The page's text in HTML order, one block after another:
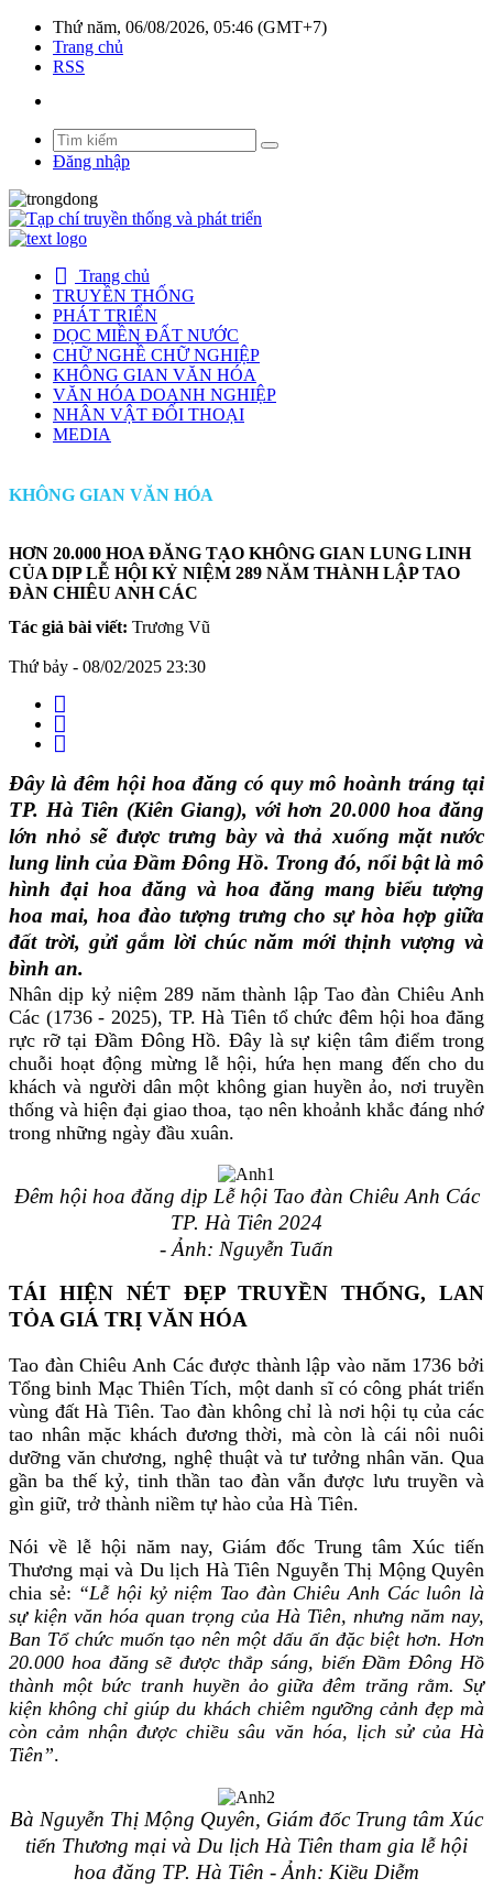
Thứ năm, 06/08/2026, 05:46 (GMT+7)
Trang chủ
RSS
Đăng nhập
Trang chủ
TRUYỀN THỐNG
PHÁT TRIỂN
DỌC MIỀN ĐẤT NƯỚC
CHỮ NGHỀ CHỮ NGHIỆP
KHÔNG GIAN VĂN HÓA
VĂN HÓA DOANH NGHIỆP
NHÂN VẬT ĐỐI THOẠI
MEDIA
KHÔNG GIAN VĂN HÓA
HƠN 20.000 HOA ĐĂNG TẠO KHÔNG GIAN LUNG LINH
CỦA DỊP LỄ HỘI KỶ NIỆM 289 NĂM THÀNH LẬP TAO
ĐÀN CHIÊU ANH CÁC
Tác giả bài viết: Trương Vũ
Thứ bảy - 08/02/2025 23:30
Đây là đêm hội hoa đăng có quy mô hoành tráng tại
TP. Hà Tiên (Kiên Giang), với hơn 20.000 hoa đăng
lớn nhỏ sẽ được trưng bày và thả xuống mặt nước
lung linh của Đầm Đông Hồ. Trong đó, nổi bật là mô
hình đại hoa đăng và hoa đăng mang biểu tượng
hoa mai, hoa đào tượng trưng cho sự hòa hợp giữa
đất trời, gửi gắm lời chúc năm mới thịnh vượng và
bình an.
Nhân dịp kỷ niệm 289 năm thành lập Tao đàn Chiêu Anh
Các (1736 - 2025), TP. Hà Tiên tổ chức đêm hội hoa đăng
rực rỡ tại Đầm Đông Hồ. Đây là sự kiện tâm điểm trong
chuỗi hoạt động mừng lễ hội, hứa hẹn mang đến cho du
khách và người dân một không gian huyền ảo, nơi truyền
thống và hiện đại giao thoa, tạo nên khoảnh khắc đáng nhớ
trong những ngày đầu xuân.
Đêm hội hoa đăng dịp Lễ hội Tao đàn Chiêu Anh Các
TP. Hà Tiên 2024
- Ảnh: Nguyễn Tuấn
TÁI HIỆN NÉT ĐẸP TRUYỀN THỐNG, LAN
TỎA GIÁ TRỊ VĂN HÓA
Tao đàn Chiêu Anh Các được thành lập vào năm 1736 bởi
Tổng binh Mạc Thiên Tích, một danh sĩ có công phát triển
vùng đất Hà Tiên. Tao đàn không chỉ là nơi hội tụ của các
tao nhân mặc khách đương thời, mà còn là cái nôi nuôi
dưỡng văn chương, nghệ thuật và tư tưởng nhân văn. Qua
gần ba thế kỷ, tinh thần tao đàn vẫn được lưu truyền và
gìn giữ, trở thành niềm tự hào của Hà Tiên.
Nói về lễ hội năm nay, Giám đốc Trung tâm Xúc tiến
Thương mại và Du lịch Hà Tiên Nguyễn Thị Mộng Quyên
chia sẻ: “Lễ hội kỷ niệm Tao đàn Chiêu Anh Các luôn là
sự kiện văn hóa quan trọng của Hà Tiên, nhưng năm nay,
Ban Tổ chức muốn tạo nên một dấu ấn đặc biệt hơn. Hơn
20.000 hoa đăng sẽ được thắp sáng, biến Đầm Đông Hồ
thành một bức tranh huyền ảo giữa đêm trăng rằm. Sự
kiện không chỉ giúp du khách chiêm ngưỡng cảnh đẹp mà
còn cảm nhận được chiều sâu văn hóa, lịch sử của Hà
Tiên”.
Bà Nguyễn Thị Mộng Quyên, Giám đốc Trung tâm Xúc
tiến Thương mại và Du lịch Hà Tiên tham gia lễ hội
hoa đăng TP. Hà Tiên - Ảnh: Kiều Diễm